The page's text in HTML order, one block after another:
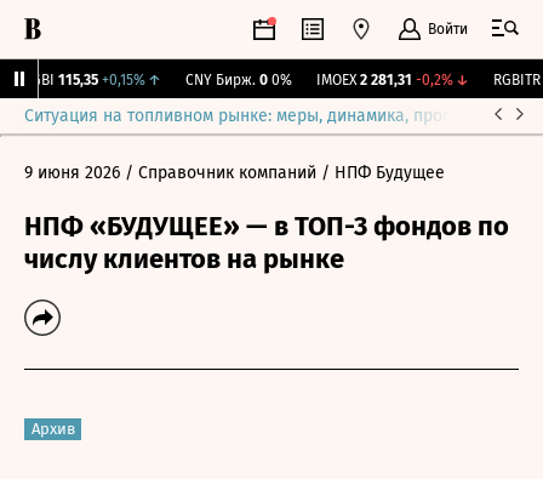
Войти
RGBI 115,35 +0,15%↑ CNY Бирж. 0 0% IMOEX 2 281,31 -0,2%↓ RGBITR
Ситуация на топливном рынке: меры, динамика, прогнозы
9 июня 2026 / Справочник компаний / НПФ Будущее
НПФ «БУДУЩЕЕ» — в ТОП-3 фондов по
числу клиентов на рынке
Архив